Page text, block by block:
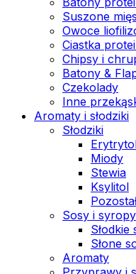
Suszone
Owoce
Ciastka
Chipsy i
Batony &
Czekolady
Inne
Aromaty i słodziki
Słodziki
Miody
Stewia
Ksylitol
Sosy i syropy
Słone
Aromaty